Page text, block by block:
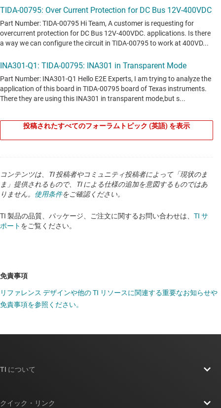
投稿されたすべてのフォーラムトピック (英語) を表示
コンテンツは、TI 投稿者やコミュニティ投稿者によって「現状のま
ま」提供されるもので、TI による仕様の追加を意図するものではあ
りません。 使用条件をご確認ください。
TI 製品の品質、パッケージ、ご注文に関するお問い合わせは、 TI サ
ポート をご覧ください。
免責事項
リファレンス デザインや他の TI リソースに関連する重要なお知らせや
免責事項を参照ください。
TI について
クイック・リンク